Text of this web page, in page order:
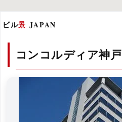
ビル景 JAPAN
コンコルディア神戸